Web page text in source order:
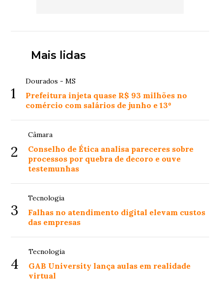
Mais lidas
1
Dourados - MS
Prefeitura injeta quase R$ 93 milhões no
comércio com salários de junho e 13º
2
Câmara
Conselho de Ética analisa pareceres sobre
processos por quebra de decoro e ouve
testemunhas
3
Tecnologia
Falhas no atendimento digital elevam custos
das empresas
4
Tecnologia
GAB University lança aulas em realidade
virtual